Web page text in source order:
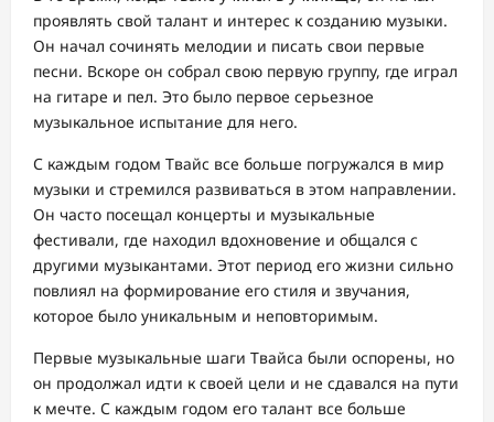
проявлять свой талант и интерес к созданию музыки.
Он начал сочинять мелодии и писать свои первые
песни. Вскоре он собрал свою первую группу, где играл
на гитаре и пел. Это было первое серьезное
музыкальное испытание для него.
С каждым годом Твайс все больше погружался в мир
музыки и стремился развиваться в этом направлении.
Он часто посещал концерты и музыкальные
фестивали, где находил вдохновение и общался с
другими музыкантами. Этот период его жизни сильно
повлиял на формирование его стиля и звучания,
которое было уникальным и неповторимым.
Первые музыкальные шаги Твайса были оспорены, но
он продолжал идти к своей цели и не сдавался на пути
к мечте. С каждым годом его талант все больше